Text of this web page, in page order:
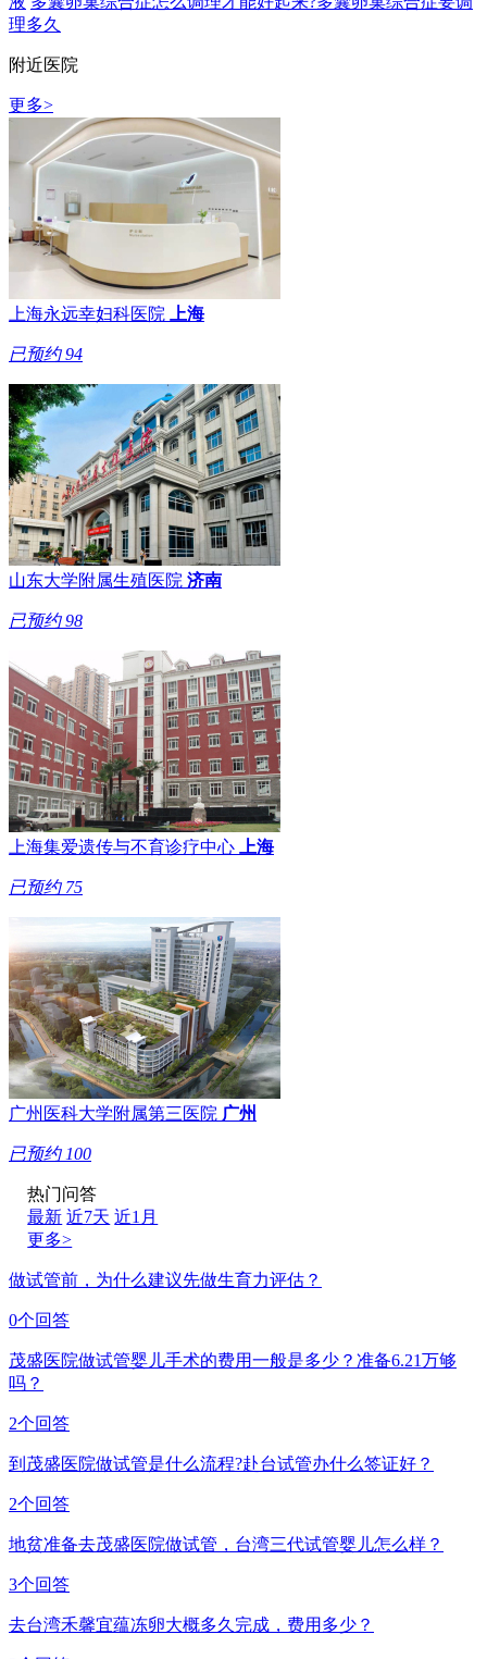
理多久
附近医院
更多>
上海永远幸妇科医院 上海
已预约 94
山东大学附属生殖医院 济南
已预约 98
上海集爱遗传与不育诊疗中心 上海
已预约 75
广州医科大学附属第三医院 广州
已预约 100
热门问答
最新 近7天 近1月
更多>
做试管前，为什么建议先做生育力评估？
0个回答
茂盛医院做试管婴儿手术的费用一般是多少？准备6.21万够
吗？
2个回答
到茂盛医院做试管是什么流程?赴台试管办什么签证好？
2个回答
地贫准备去茂盛医院做试管，台湾三代试管婴儿怎么样？
3个回答
去台湾禾馨宜蕴冻卵大概多久完成，费用多少？